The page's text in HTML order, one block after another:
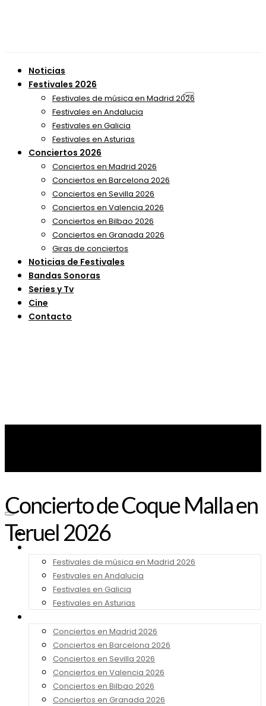
Noticias
Festivales 2026
Festivales de música en Madrid 2026
Festivales en Andalucia
Festivales en Galicia
Festivales en Asturias
Conciertos 2026
Conciertos en Madrid 2026
Conciertos en Barcelona 2026
Conciertos en Sevilla 2026
Conciertos en Valencia 2026
Conciertos en Bilbao 2026
Conciertos en Granada 2026
Giras de conciertos
Noticias de Festivales
Bandas Sonoras
Series y Tv
Cine
Contacto
Noticias
Festivales de música en Madrid 2026
Festivales en Andalucia
Festivales en Galicia
Festivales en Asturias
Conciertos en Madrid 2026
Conciertos en Barcelona 2026
Conciertos en Sevilla 2026
Conciertos en Valencia 2026
Conciertos en Bilbao 2026
Conciertos en Granada 2026
Concierto de Coque Malla en
Teruel 2026